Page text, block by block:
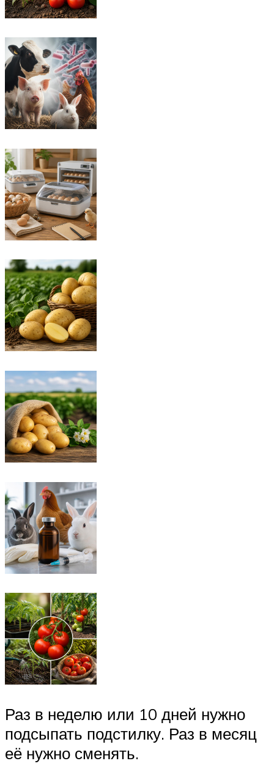
Раз в неделю или 10 дней нужно
подсыпать подстилку. Раз в месяц
её нужно сменять.